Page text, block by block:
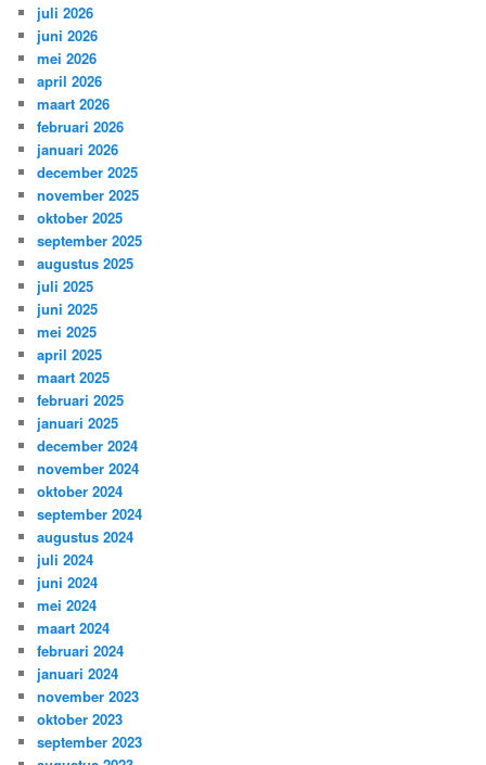
juli 2026
juni 2026
mei 2026
april 2026
maart 2026
februari 2026
januari 2026
december 2025
november 2025
oktober 2025
september 2025
augustus 2025
juli 2025
juni 2025
mei 2025
april 2025
maart 2025
februari 2025
januari 2025
december 2024
november 2024
oktober 2024
september 2024
augustus 2024
juli 2024
juni 2024
mei 2024
maart 2024
februari 2024
januari 2024
november 2023
oktober 2023
september 2023